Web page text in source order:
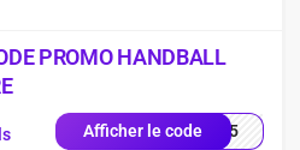
PROMO HANDBALL
Afficher le codeAND5